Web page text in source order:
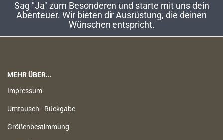
Sag "Ja" zum Besonderen und starte mit uns dein
Abenteuer. Wir bieten dir Ausrüstung, die deinen
Wünschen entspricht.
MEHR ÜBER...
Impressum
Umtausch - Rückgabe
Größenbestimmung